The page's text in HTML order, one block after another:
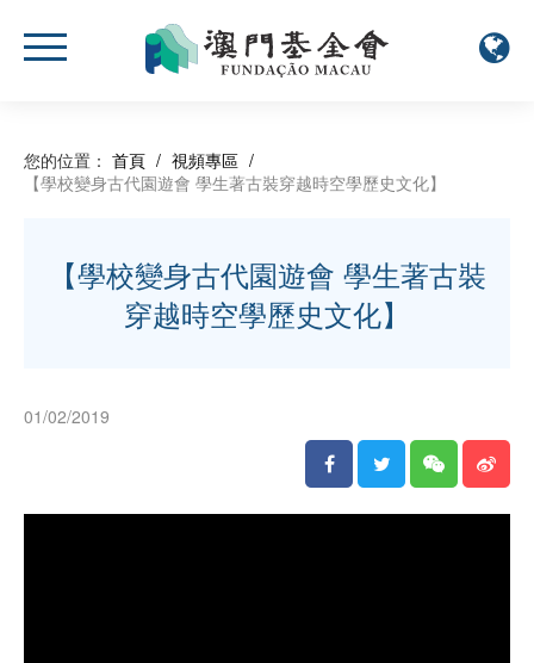
您的位置： 首頁 / 視頻專區 /
【學校變身古代園遊會 學生著古裝穿越時空學歷史文化】
【學校變身古代園遊會 學生著古裝
穿越時空學歷史文化】
01/02/2019